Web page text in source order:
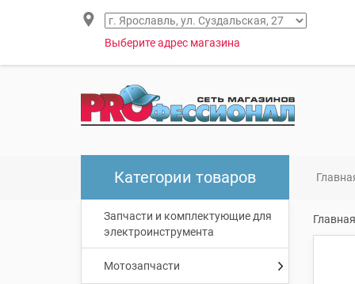
Выберите адрес магазина
Категории товаров
Запчасти и комплектующие для
электроинструмента
Мотозапчасти
Главная